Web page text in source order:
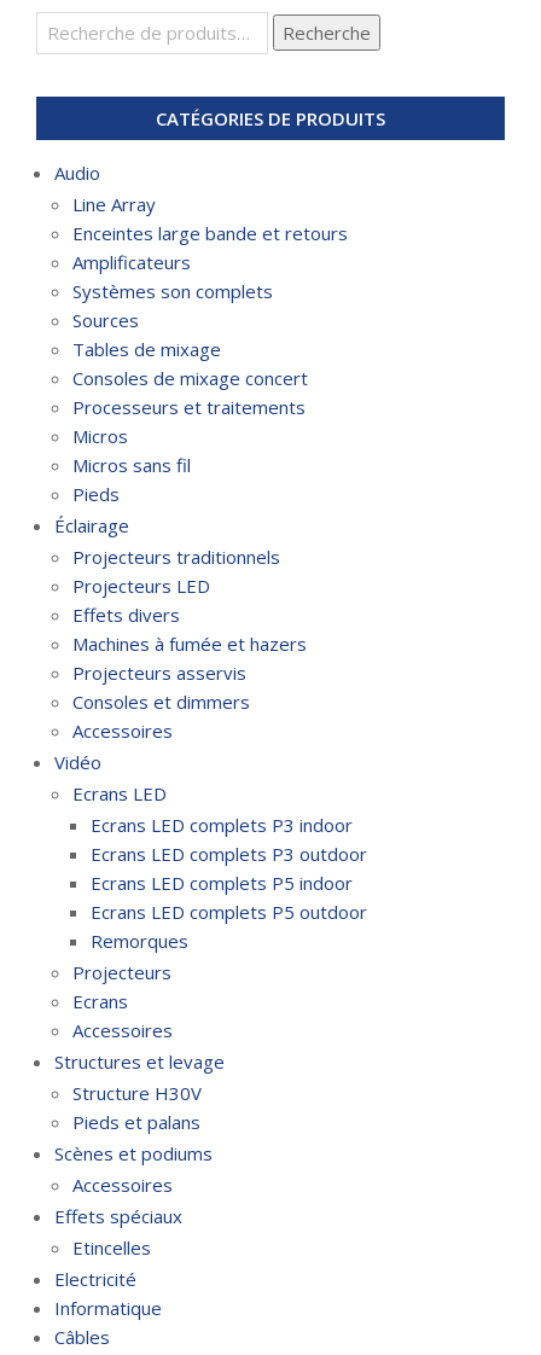
Recherche
pour :
Recherche
CATÉGORIES DE PRODUITS
Audio
Line Array
Enceintes large bande et retours
Amplificateurs
Systèmes son complets
Sources
Tables de mixage
Consoles de mixage concert
Processeurs et traitements
Micros
Micros sans fil
Pieds
Éclairage
Projecteurs traditionnels
Projecteurs LED
Effets divers
Machines à fumée et hazers
Projecteurs asservis
Consoles et dimmers
Accessoires
Vidéo
Ecrans LED
Ecrans LED complets P3 indoor
Ecrans LED complets P3 outdoor
Ecrans LED complets P5 indoor
Ecrans LED complets P5 outdoor
Remorques
Projecteurs
Ecrans
Accessoires
Structures et levage
Structure H30V
Pieds et palans
Scènes et podiums
Accessoires
Effets spéciaux
Etincelles
Electricité
Informatique
Câbles